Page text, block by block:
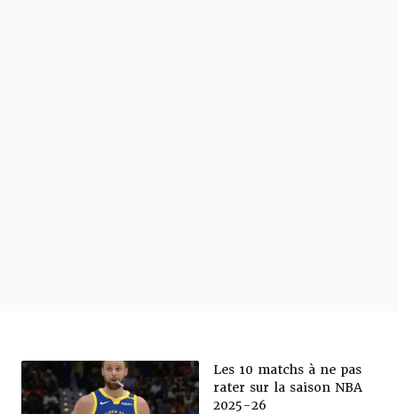
Les 10 matchs à ne pas
rater sur la saison NBA
2025-26